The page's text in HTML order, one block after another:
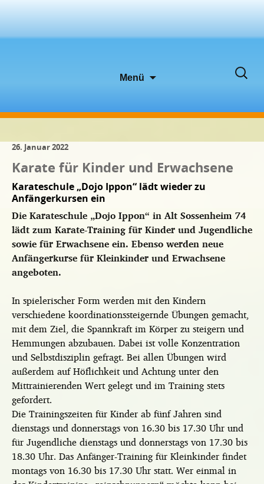
Menü
Suchen
26. Januar 2022
Karate für Kinder und Erwachsene
Karateschule „Dojo Ippon“ lädt wieder zu
Anfängerkursen ein
Die Karateschule „Dojo Ippon“ in Alt Sossenheim 74
lädt zum Karate-Training für Kinder und Jugendliche
sowie für Erwachsene ein. Ebenso werden neue
Anfängerkurse für Kleinkinder und Erwachsene
angeboten.
In spielerischer Form werden mit den Kindern
verschiedene koordinationssteigernde Übungen gemacht,
mit dem Ziel, die Spannkraft im Körper zu steigern und
Hemmungen abzubauen. Dabei ist volle Konzentration
und Selbstdisziplin gefragt. Bei allen Übungen wird
außerdem auf Höflichkeit und Achtung unter den
Mittrainierenden Wert gelegt und im Training stets
gefordert.
Die Trainingszeiten für Kinder ab fünf Jahren sind
dienstags und donnerstags von 16.30 bis 17.30 Uhr und
für Jugendliche dienstags und donnerstags von 17.30 bis
18.30 Uhr. Das Anfänger-Training für Kleinkinder findet
montags von 16.30 bis 17.30 Uhr statt. Wer einmal in